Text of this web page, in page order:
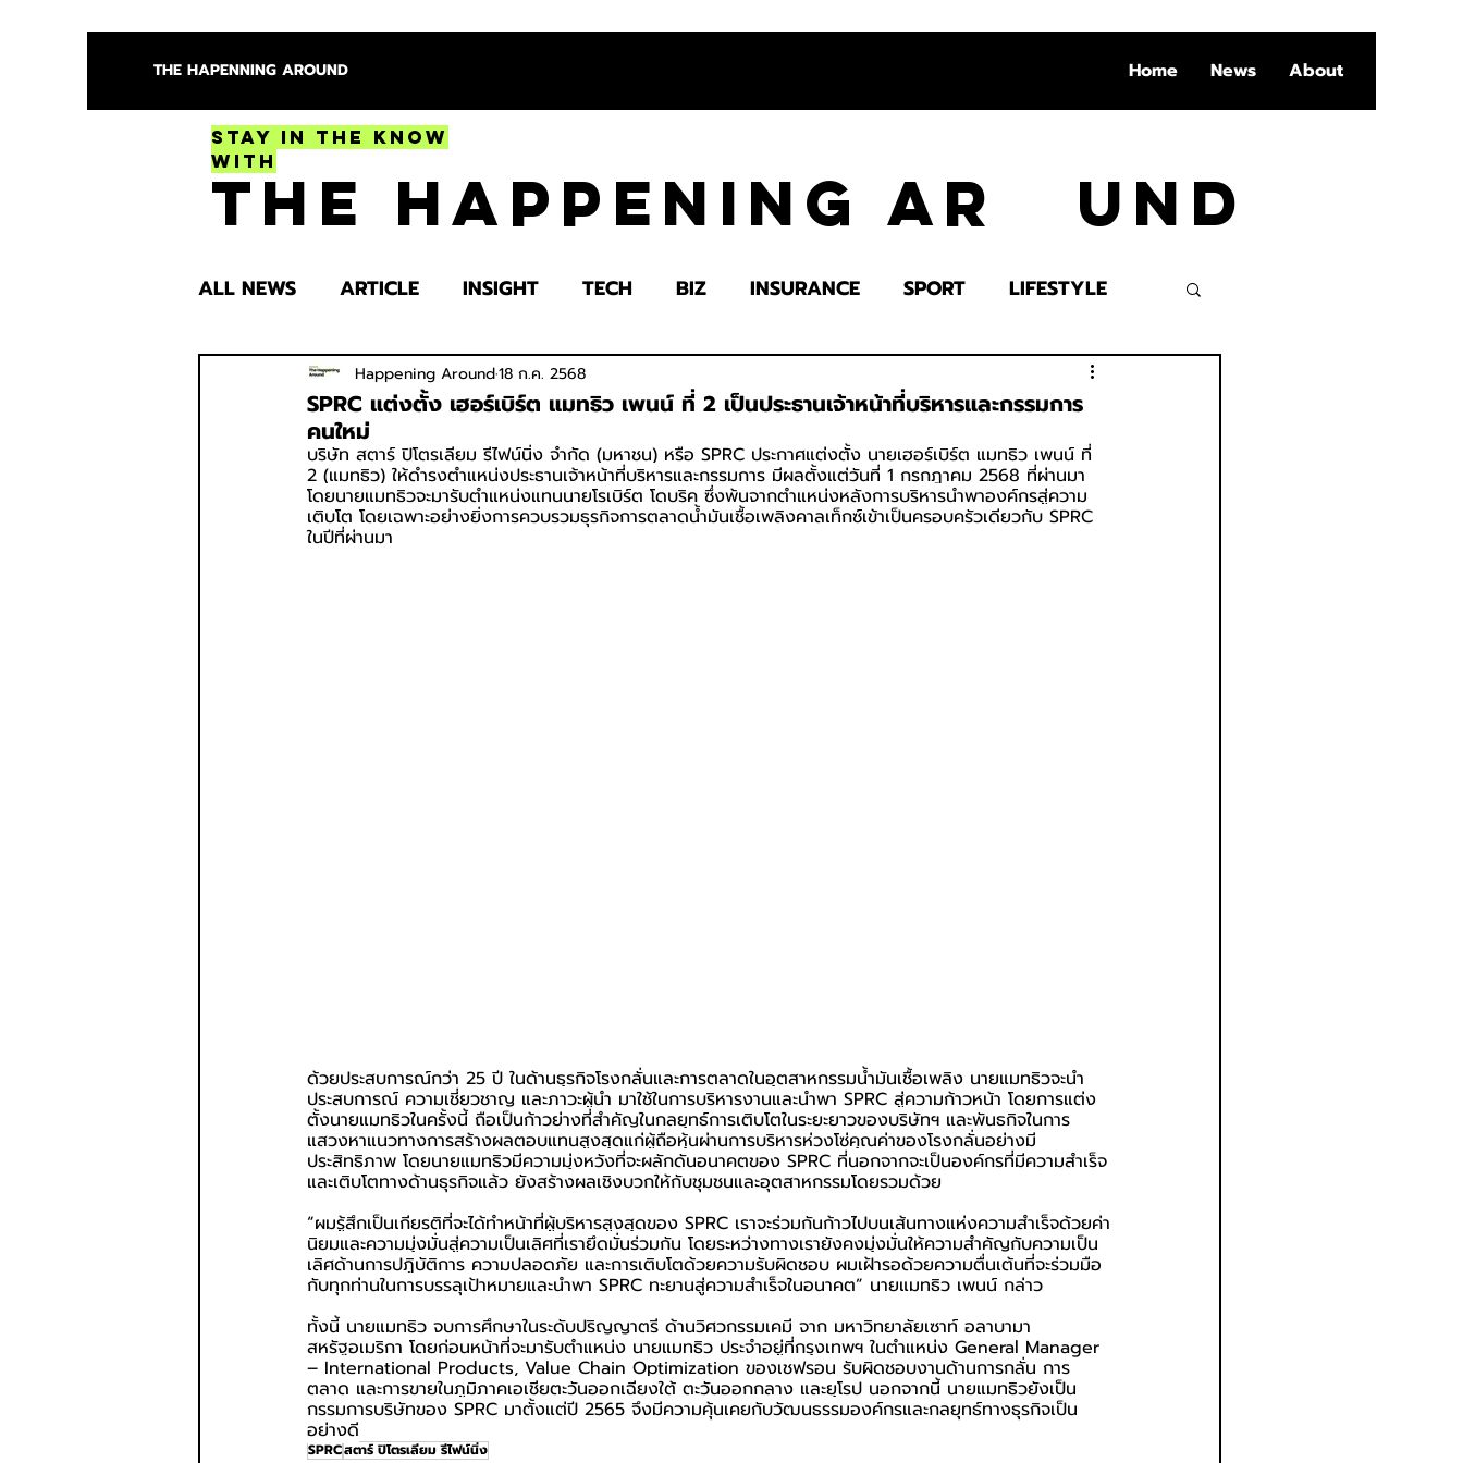
THE HAPENNING AROUND Home News About
Stay in the Know
With
The Happening Ar und
ALL NEWS ARTICLE INSIGHT TECH BIZ INSURANCE SPORT LIFESTYLE
ENTERTAINMENT HEALTH EDUCATION
SPOTLIGHT TRY
SPRC แต่งตั้ง เฮอร์เบิร์ต แมทธิว เพนน์ ที่ 2 เป็นประธานเจ้าหน้าที่บริหารและกรรมการ
คนใหม่
Happening Around18 ก.ค. 2568
บริษัท สตาร์ ปิโตรเลียม รีไฟน์นิ่ง จำกัด (มหาชน) หรือ SPRC ประกาศแต่งตั้ง นายเฮอร์เบิร์ต แมทธิว เพนน์ ที่
2 (แมทธิว) ให้ดำรงตำแหน่งประธานเจ้าหน้าที่บริหารและกรรมการ มีผลตั้งแต่วันที่ 1 กรกฎาคม 2568 ที่ผ่านมา
โดยนายแมทธิวจะมารับตำแหน่งแทนนายโรเบิร์ต โดบริค ซึ่งพ้นจากตำแหน่งหลังการบริหารนำพาองค์กรสู่ความ
เติบโต โดยเฉพาะอย่างยิ่งการควบรวมธุรกิจการตลาดน้ำมันเชื้อเพลิงคาลเท็กซ์เข้าเป็นครอบครัวเดียวกับ SPRC
ในปีที่ผ่านมา
ด้วยประสบการณ์กว่า 25 ปี ในด้านธุรกิจโรงกลั่นและการตลาดในอุตสาหกรรมน้ำมันเชื้อเพลิง นายแมทธิวจะนำ
ประสบการณ์ ความเชี่ยวชาญ และภาวะผู้นำ มาใช้ในการบริหารงานและนำพา SPRC สู่ความก้าวหน้า โดยการแต่ง
ตั้งนายแมทธิวในครั้งนี้ ถือเป็นก้าวย่างที่สำคัญในกลยุทธ์การเติบโตในระยะยาวของบริษัทฯ และพันธกิจในการ
แสวงหาแนวทางการสร้างผลตอบแทนสูงสุดแก่ผู้ถือหุ้นผ่านการบริหารห่วงโซ่คุณค่าของโรงกลั่นอย่างมี
ประสิทธิภาพ โดยนายแมทธิวมีความมุ่งหวังที่จะผลักดันอนาคตของ SPRC ที่นอกจากจะเป็นองค์กรที่มีความสำเร็จ
และเติบโตทางด้านธุรกิจแล้ว ยังสร้างผลเชิงบวกให้กับชุมชนและอุตสาหกรรมโดยรวมด้วย
“ผมรู้สึกเป็นเกียรติที่จะได้ทำหน้าที่ผู้บริหารสูงสุดของ SPRC เราจะร่วมกันก้าวไปบนเส้นทางแห่งความสำเร็จด้วยค่า
นิยมและความมุ่งมั่นสู่ความเป็นเลิศที่เรายึดมั่นร่วมกัน โดยระหว่างทางเรายังคงมุ่งมั่นให้ความสำคัญกับความเป็น
เลิศด้านการปฏิบัติการ ความปลอดภัย และการเติบโตด้วยความรับผิดชอบ ผมเฝ้ารอด้วยความตื่นเต้นที่จะร่วมมือ
กับทุกท่านในการบรรลุเป้าหมายและนำพา SPRC ทะยานสู่ความสำเร็จในอนาคต” นายแมทธิว เพนน์ กล่าว
ทั้งนี้ นายแมทธิว จบการศึกษาในระดับปริญญาตรี ด้านวิศวกรรมเคมี จาก มหาวิทยาลัยเซาท์ อลาบามา
สหรัฐอเมริกา โดยก่อนหน้าที่จะมารับตำแหน่ง นายแมทธิว ประจำอยู่ที่กรุงเทพฯ ในตำแหน่ง General Manager
– International Products, Value Chain Optimization ของเชฟรอน รับผิดชอบงานด้านการกลั่น การ
ตลาด และการขายในภูมิภาคเอเชียตะวันออกเฉียงใต้ ตะวันออกกลาง และยุโรป นอกจากนี้ นายแมทธิวยังเป็น
กรรมการบริษัทของ SPRC มาตั้งแต่ปี 2565 จึงมีความคุ้นเคยกับวัฒนธรรมองค์กรและกลยุทธ์ทางธุรกิจเป็น
อย่างดี
SPRCสตาร์ ปิโตรเลียม รีไฟน์นิ่ง